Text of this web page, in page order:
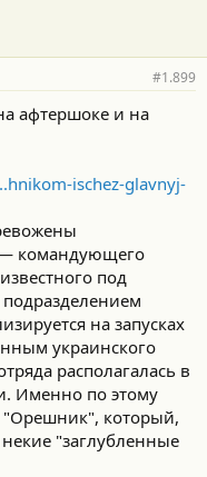
#1.899
афтершоке и на
ischez-glavnyj-
— командующего
под
на запусках
украинского
располагалась в
Именно по этому
"Орешник", который,
"заглубленные